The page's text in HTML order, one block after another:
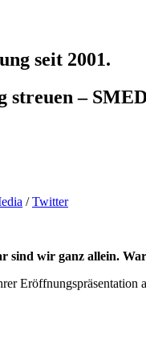
seit 2001.
– SMED
/Twitter
wir ganz allein.